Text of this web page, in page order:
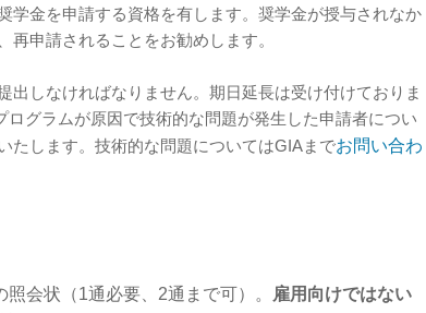
学金を申請する資格を有します。奨学金が授与されなか
再申請されることをお勧めします。
出しなければなりません。期日延長は受け付けておりま
グラムが原因で技術的な問題が発生した申請者につい
たします。技術的な問題についてはGIAまでお問い合わ
会状（1通必要、2通まで可）。
雇用向けではない